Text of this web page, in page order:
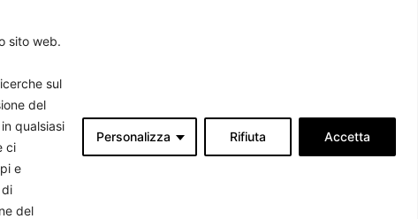
sito web.
sul
del
qualsiasi
ci
e
del
Personalizza Rifiuta Accetta